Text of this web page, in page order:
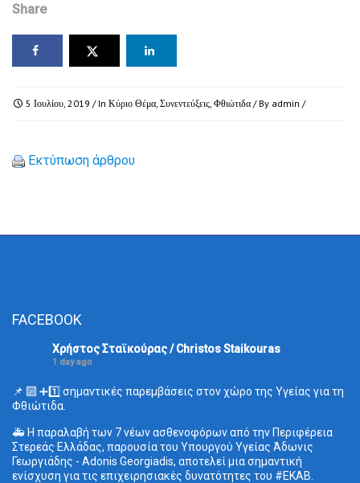
Share
5 Ιουλίου, 2019 / In Κύριο Θέμα Συνεντεύξεις Φθιώτιδα / By admin /
Εκτύπωση άρθρου
FACEBOOK
Χρήστος Σταϊκούρας / Christos Staikouras
1 day ago
📌 🔟 ➕1️⃣ σημαντικές παρεμβάσεις στον χώρο της Υγείας για τη
Φθιώτιδα.
🚑 Η παραλαβή των 7 νέων ασθενοφόρων από την Περιφέρεια
Στερεάς Ελλάδας, παρουσία του Υπουργού Υγείας Άδωνις
Γεωργιάδης - Adonis Georgiadis, αποτελεί μια σημαντική
ενίσχυση για τις επιχειρησιακές δυνατότητες του #ΕΚΑΒ